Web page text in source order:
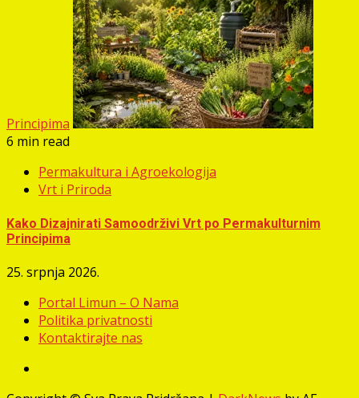
Principima
6 min read
Permakultura i Agroekologija
Vrt i Priroda
Kako Dizajnirati Samoodrživi Vrt po Permakulturnim
Principima
25. srpnja 2026.
Portal Limun – O Nama
Politika privatnosti
Kontaktirajte nas